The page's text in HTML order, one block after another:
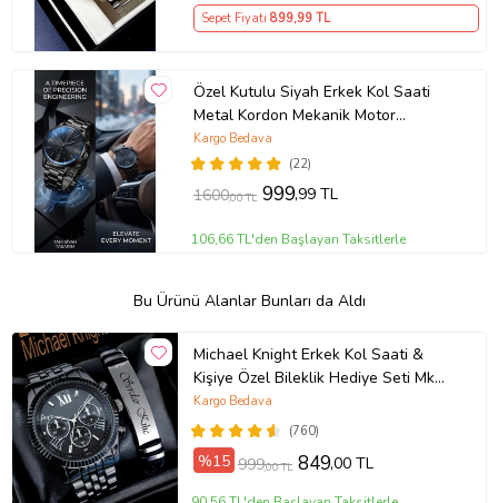
Sepet Fiyatı 899,99 TL
Özel Kutulu Siyah Erkek Kol Saati
Metal Kordon Mekanik Motor
Garantili Hediye Kart Notu İle
Gönderilir
(22)
Kargo Bedava
1600,00 TL 999,99 TL
106,66 TL'den Başlayan Taksitlerle
Bu Ürünü Alanlar Bunları da Aldı
Michael Knight Erkek Kol Saati &
Kişiye Özel Bileklik Hediye Seti Mk
SiyahİçiGümüş
(760)
Kargo Bedava
%15 999,00 TL 849,00 TL